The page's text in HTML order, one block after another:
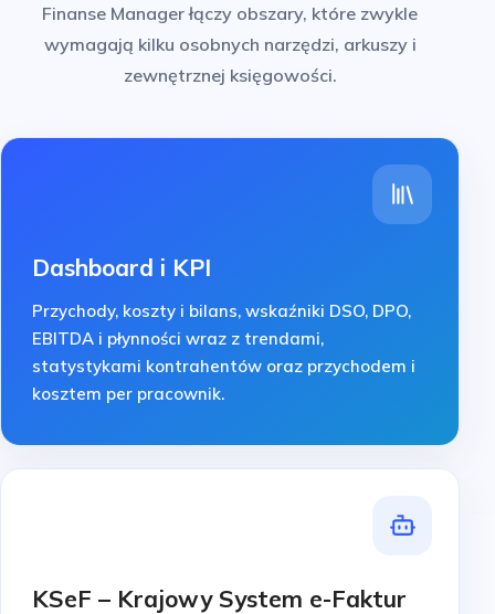
Finanse Manager łączy obszary, które zwykle
wymagają kilku osobnych narzędzi, arkuszy i
zewnętrznej księgowości.
Dashboard i KPI
Przychody, koszty i bilans, wskaźniki DSO, DPO,
EBITDA i płynności wraz z trendami,
statystykami kontrahentów oraz przychodem i
kosztem per pracownik.
KSeF – Krajowy System e-Faktur